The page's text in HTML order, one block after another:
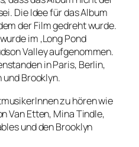
Die Idee für das Album
der Film gedreht wurde.
im ‚Long Pond
Valley aufgenommen.
in Paris, Berlin,
Brooklyn.
zu hören wie
Van Etten, Mina Tindle,
und den Brooklyn